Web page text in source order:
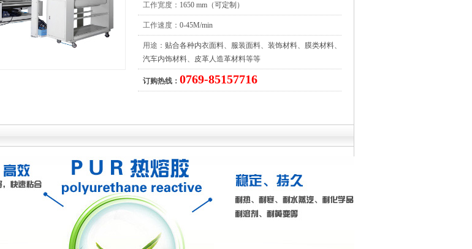
工作宽度： 1650 mm（可定制）
工作速度： 0-45M/min
用途： 贴合各种内衣面料、服装面料、装饰材料、膜类材料、
汽车内饰材料、皮革人造革材料等等
订购热线： 0769-85157716